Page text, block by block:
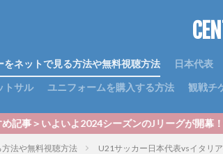
をネットで見る方法や無料視聴方法 日本代表
トサル ユニフォームを購入する方法 観戦チ
シーズンのJリーグが開幕！優勝・順位を徹
法や無料視聴方法 U21サッカー日本代表vsイタリ